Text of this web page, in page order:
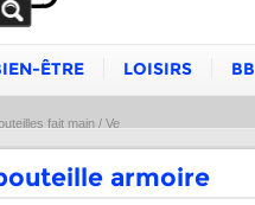
ÊTRE LOISIRS BB
fait main / Ve
armoire